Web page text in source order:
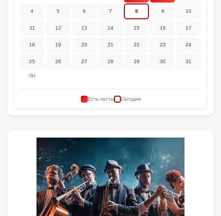
ПН
4 5 6 7 8 9 10
11 12 13 14 15 16 17
18 19 20 21 22 23 24
25 26 27 28 29 30 31
Есть посты Сегодня